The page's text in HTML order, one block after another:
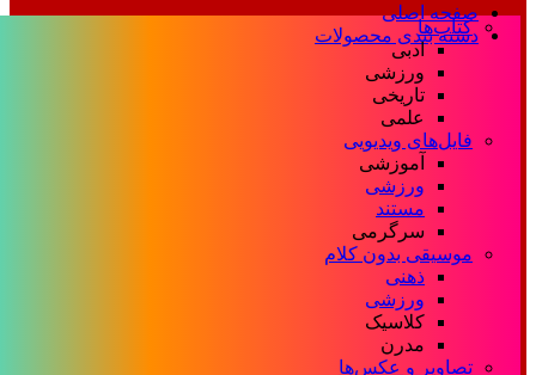
صفحه اصلی
دسته بندی محصولات
کتاب‌ها
ادبی
ورزشی
تاریخی
علمی
فایل‌های ویدیویی
آموزشی
ورزشی
مستند
سرگرمی
موسیقی بدون کلام
ذهنی
ورزشی
کلاسیک
مدرن
تصاویر و عکس‌ها